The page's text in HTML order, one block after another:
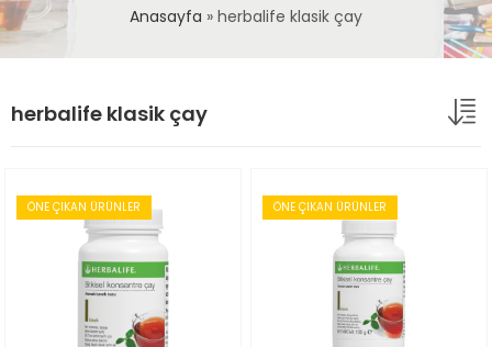
Anasayfa » herbalife klasik çay
herbalife klasik çay
ÖNE ÇIKAN ÜRÜNLER ÖNE ÇIKAN ÜRÜNLER